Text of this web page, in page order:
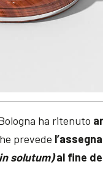
ha ritenuto
prevede
solutum)al fine